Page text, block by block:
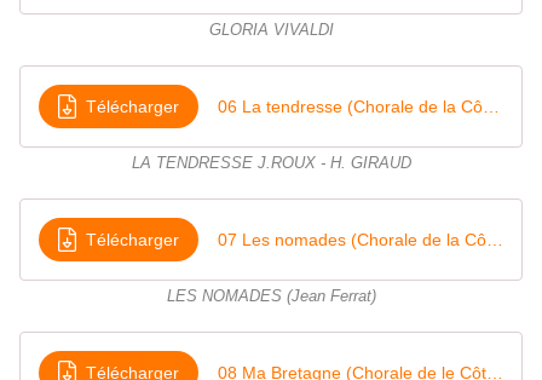
GLORIA VIVALDI
Télécharger
LA TENDRESSE J.ROUX - H. GIRAUD
Télécharger
LES NOMADES (Jean Ferrat)
Télécharger